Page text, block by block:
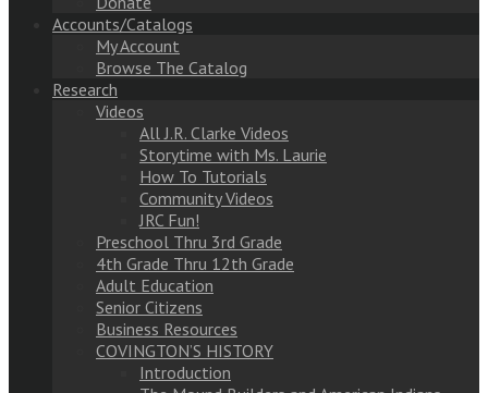
Accounts/Catalogs
My Account
Browse The Catalog
Research
Videos
All J.R. Clarke Videos
Storytime with Ms. Laurie
How To Tutorials
Community Videos
JRC Fun!
Preschool Thru 3rd Grade
4th Grade Thru 12th Grade
Adult Education
Senior Citizens
Business Resources
COVINGTON’S HISTORY
Introduction